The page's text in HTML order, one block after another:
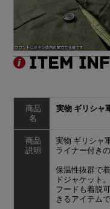
商品
名
実物 ギリシャ
商品
説明
実物 ギリシャ
ライナー付き
保温性抜群で
ドジャケット。
フードも着脱
きるアイテムで